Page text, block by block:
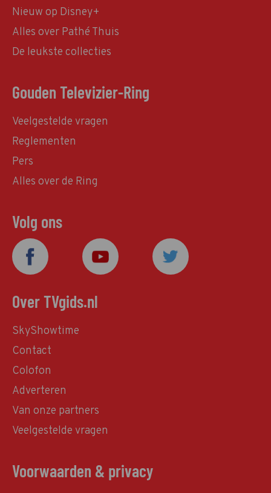
Nieuw op Disney+
Alles over Pathé Thuis
De leukste collecties
Gouden Televizier-Ring
Veelgestelde vragen
Reglementen
Pers
Alles over de Ring
Volg ons
Over TVgids.nl
SkyShowtime
Contact
Colofon
Adverteren
Van onze partners
Veelgestelde vragen
Voorwaarden & privacy